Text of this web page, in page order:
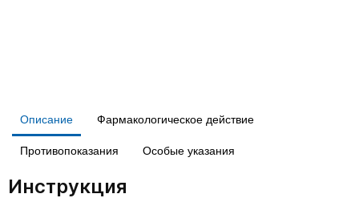
Описание Фармакологическое действие
Противопоказания Особые указания
Инструкция